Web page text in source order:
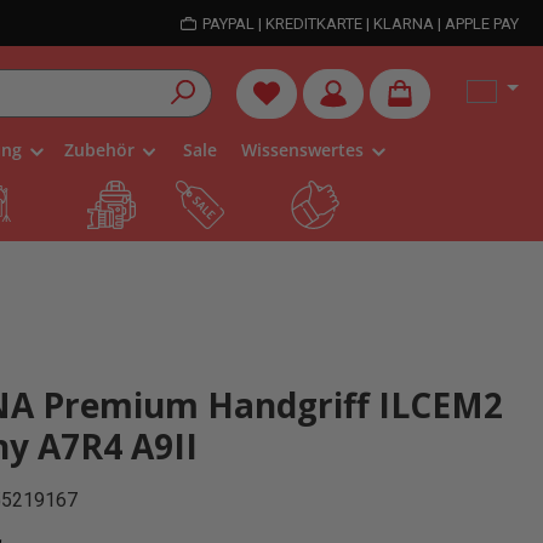
PAYPAL | KREDITKARTE | KLARNA | APPLE PAY
Du hast 0 Produkte auf dem
Zubehör Sale Wissenswertes
Premium Handgriff ILCEM2
A7R4 A9II